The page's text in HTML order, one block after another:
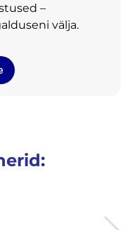
–
välja.